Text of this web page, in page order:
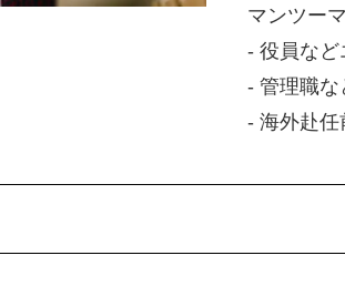
マンツー
- 役員な
- 管理職
- 海外赴